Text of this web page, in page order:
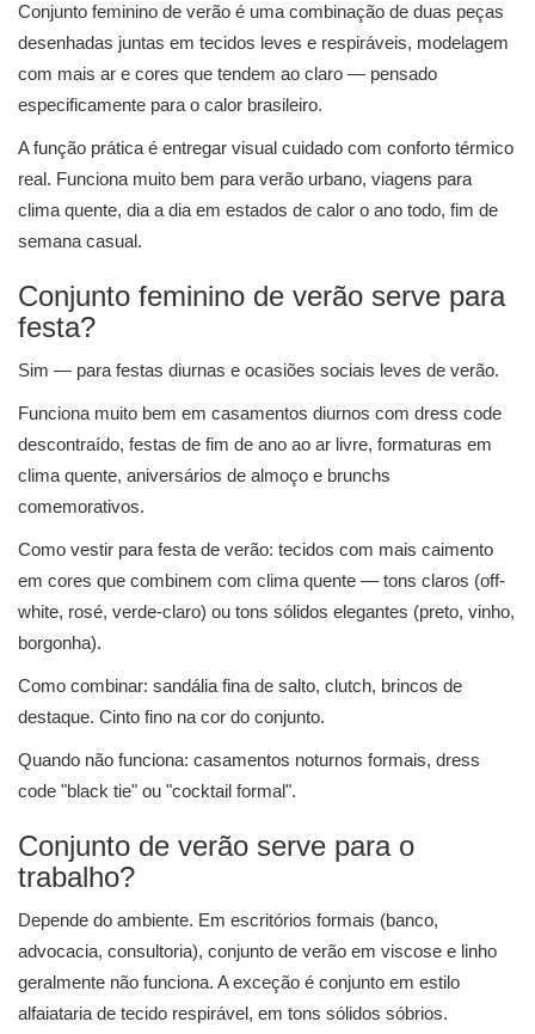
Conjunto feminino de verão é uma combinação de duas peças
desenhadas juntas em tecidos leves e respiráveis, modelagem
com mais ar e cores que tendem ao claro — pensado
especificamente para o calor brasileiro.
A função prática é entregar visual cuidado com conforto térmico
real. Funciona muito bem para verão urbano, viagens para
clima quente, dia a dia em estados de calor o ano todo, fim de
semana casual.
Conjunto feminino de verão serve para
festa?
Sim — para festas diurnas e ocasiões sociais leves de verão.
Funciona muito bem em casamentos diurnos com dress code
descontraído, festas de fim de ano ao ar livre, formaturas em
clima quente, aniversários de almoço e brunchs
comemorativos.
Como vestir para festa de verão: tecidos com mais caimento
em cores que combinem com clima quente — tons claros (off-
white, rosé, verde-claro) ou tons sólidos elegantes (preto, vinho,
borgonha).
Como combinar: sandália fina de salto, clutch, brincos de
destaque. Cinto fino na cor do conjunto.
Quando não funciona: casamentos noturnos formais, dress
code "black tie" ou "cocktail formal".
Conjunto de verão serve para o
trabalho?
Depende do ambiente. Em escritórios formais (banco,
advocacia, consultoria), conjunto de verão em viscose e linho
geralmente não funciona. A exceção é conjunto em estilo
alfaiataria de tecido respirável, em tons sólidos sóbrios.